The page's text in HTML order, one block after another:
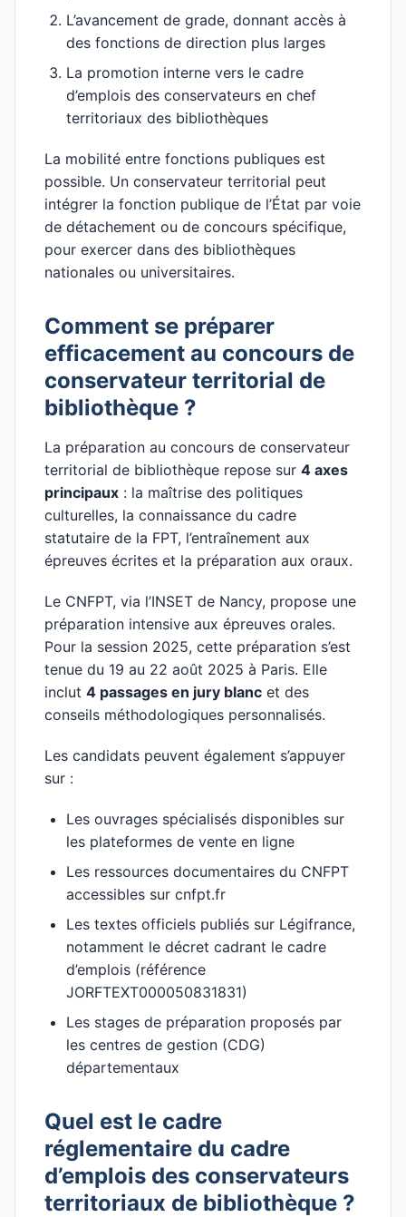
L’avancement de grade, donnant accès à
des fonctions de direction plus larges
La promotion interne vers le cadre
d’emplois des conservateurs en chef
territoriaux des bibliothèques
La mobilité entre fonctions publiques est
possible. Un conservateur territorial peut
intégrer la fonction publique de l’État par voie
de détachement ou de concours spécifique,
pour exercer dans des bibliothèques
nationales ou universitaires.
Comment se préparer
efficacement au concours de
conservateur territorial de
bibliothèque ?
La préparation au concours de conservateur
territorial de bibliothèque repose sur 4 axes
principaux : la maîtrise des politiques
culturelles, la connaissance du cadre
statutaire de la FPT, l’entraînement aux
épreuves écrites et la préparation aux oraux.
Le CNFPT, via l’INSET de Nancy, propose une
préparation intensive aux épreuves orales.
Pour la session 2025, cette préparation s’est
tenue du 19 au 22 août 2025 à Paris. Elle
inclut 4 passages en jury blanc et des
conseils méthodologiques personnalisés.
Les candidats peuvent également s’appuyer
sur :
Les ouvrages spécialisés disponibles sur
les plateformes de vente en ligne
Les ressources documentaires du CNFPT
accessibles sur cnfpt.fr
Les textes officiels publiés sur Légifrance,
notamment le décret cadrant le cadre
d’emplois (référence
JORFTEXT000050831831)
Les stages de préparation proposés par
les centres de gestion (CDG)
départementaux
Quel est le cadre
réglementaire du cadre
d’emplois des conservateurs
territoriaux de bibliothèque ?